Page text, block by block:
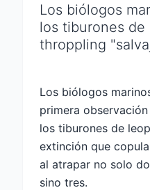
Los biólogos
los tiburones de
throppling
Los biólogos
primera
los tiburones de
extinción que
al atrapar no solo
sino tres.